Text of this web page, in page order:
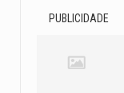
PUBLICIDADE